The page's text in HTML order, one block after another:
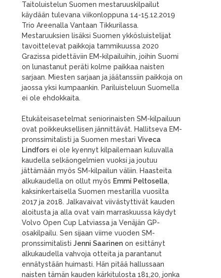
Taitoluistelun Suomen mestaruuskilpailut
käydään tulevana viikonloppuna 14-15.12.2019
Trio Areenalla Vantaan Tikkurilassa.
Mestaruuksien lisäksi Suomen ykkösluistelijat
tavoittelevat paikkoja tammikuussa 2020
Grazissa pidettäviin EM-kilpailuihin, joihin Suomi
on lunastanut peräti kolme paikkaa naisten
sarjaan. Miesten sarjaan ja jäätanssiin paikkoja on
jaossa yksi kumpaankin. Pariluisteluun Suomella
ei ole ehdokkaita.
Etukäteisasetelmat seniorinaisten SM-kilpailuun
ovat poikkeuksellisen jännittävät. Hallitseva EM-
pronssimitalisti ja Suomen mestari Viveca
Lindfors ei ole kyennyt kilpailemaan kuluvalla
kaudella selkäongelmien vuoksi ja joutuu
jättämään myös SM-kilpailun väliin. Haasteita
alkukaudella on ollut myös Emmi Peltosella,
kaksinkertaisella Suomen mestarilla vuosilta
2017 ja 2018. Jalkavaivat viivästyttivät kauden
aloitusta ja alla ovat vain marraskuussa käydyt
Volvo Open Cup Latviassa ja Venäjän GP-
osakilpailu. Sen sijaan viime vuoden SM-
pronssimitalisti Jenni Saarinen on esittänyt
alkukaudella vahvoja otteita ja parantanut
ennätystään huimasti. Hän pitää hallussaan
naisten tämän kauden kärkitulosta 181,20, jonka